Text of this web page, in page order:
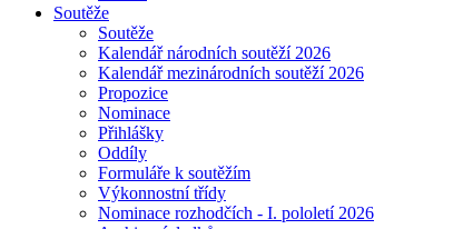
Soutěže
Soutěže
Kalendář národních soutěží 2026
Kalendář mezinárodních soutěží 2026
Propozice
Nominace
Přihlášky
Oddíly
Formuláře k soutěžím
Výkonnostní třídy
Nominace rozhodčích - I. pololetí 2026